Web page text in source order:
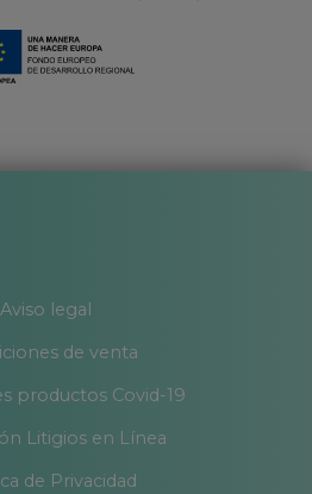
Aviso legal
de venta
productos Covid-19
Litigios en Línea
de Privacidad